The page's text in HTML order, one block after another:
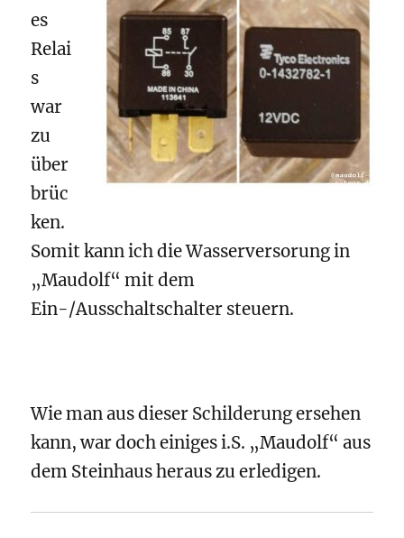
es
Relai
s
war
zu
über
brüc
ken.
Somit kann ich die Wasserversorung in
„Maudolf“ mit dem
Ein-/Ausschaltschalter steuern.
Wie man aus dieser Schilderung ersehen
kann, war doch einiges i.S. „Maudolf“ aus
dem Steinhaus heraus zu erledigen.